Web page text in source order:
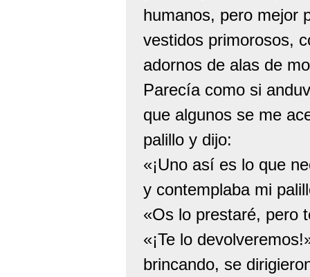
humanos, pero mejor
vestidos primorosos,
adornos de alas de
Parecía como si
que algunos se me
palillo y dijo:
«¡Uno así es lo que
y contemplaba mi
«Os lo prestaré, pero
«¡Te lo
brincando, se